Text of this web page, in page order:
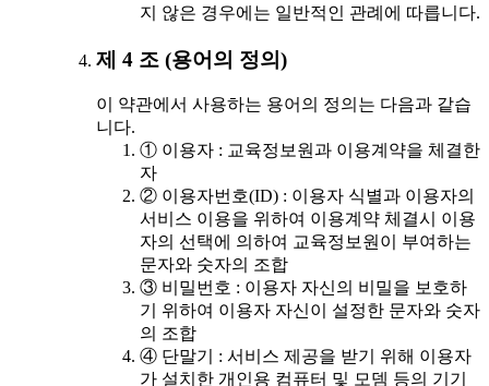
지 않은 경우에는 일반적인 관례에 따릅니다.
제 4 조 (용어의 정의)
이 약관에서 사용하는 용어의 정의는 다음과 같습
니다.
① 이용자 : 교육정보원과 이용계약을 체결한
자
② 이용자번호(ID) : 이용자 식별과 이용자의
서비스 이용을 위하여 이용계약 체결시 이용
자의 선택에 의하여 교육정보원이 부여하는
문자와 숫자의 조합
③ 비밀번호 : 이용자 자신의 비밀을 보호하
기 위하여 이용자 자신이 설정한 문자와 숫자
의 조합
④ 단말기 : 서비스 제공을 받기 위해 이용자
가 설치한 개인용 컴퓨터 및 모뎀 등의 기기